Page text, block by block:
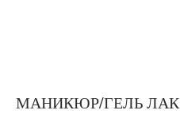
МАНИКЮР/ГЕЛЬ ЛАК